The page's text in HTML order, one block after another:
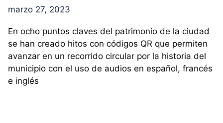
marzo 27, 2023
En ocho puntos claves del patrimonio de la ciudad
se han creado hitos con códigos QR que permiten
avanzar en un recorrido circular por la historia del
municipio con el uso de audios en español, francés
e inglés